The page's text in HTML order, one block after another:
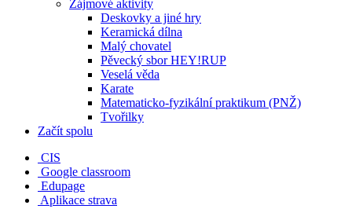
Zájmové aktivity
Deskovky a jiné hry
Keramická dílna
Malý chovatel
Pěvecký sbor HEY!RUP
Veselá věda
Karate
Matematicko-fyzikální praktikum (PNŽ)
Tvořilky
Začít spolu
CIS
Google classroom
Edupage
Aplikace strava